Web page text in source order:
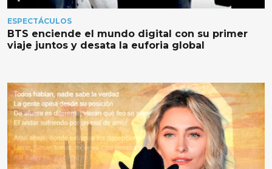
ESPECTÁCULOS
BTS enciende el mundo digital con su primer
viaje juntos y desata la euforia global